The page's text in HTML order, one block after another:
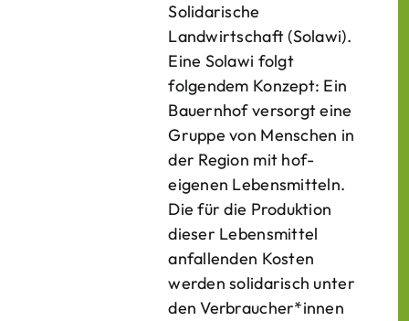
Solidarische
Landwirtschaft (Solawi).
Eine Solawi folgt
folgendem Konzept: Ein
Bauern­hof versorgt eine
Gruppe von Menschen in
der Region mit hof­
eigenen Lebens­mitteln.
Die für die Produktion
dieser Lebens­mittel
anfallenden Kosten
werden solidarisch unter
den Verbraucher*­innen